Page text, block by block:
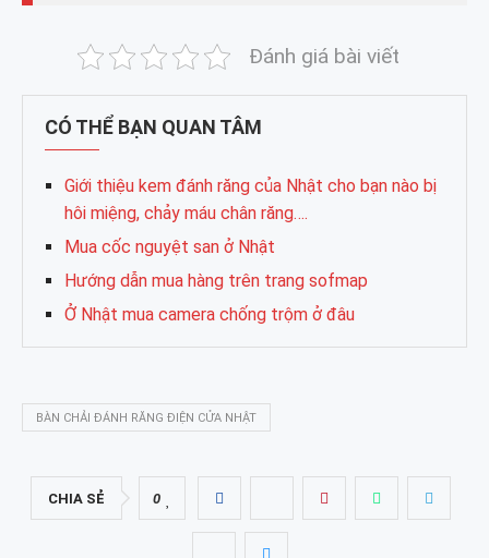
Đánh giá bài viết
CÓ THỂ BẠN QUAN TÂM
Giới thiệu kem đánh răng của Nhật cho bạn nào bị
hôi miệng, chảy máu chân răng….
Mua cốc nguyệt san ở Nhật
Hướng dẫn mua hàng trên trang sofmap
Ở Nhật mua camera chống trộm ở đâu
BÀN CHẢI ĐÁNH RĂNG ĐIỆN CỬA NHẬT
CHIA SẺ 0